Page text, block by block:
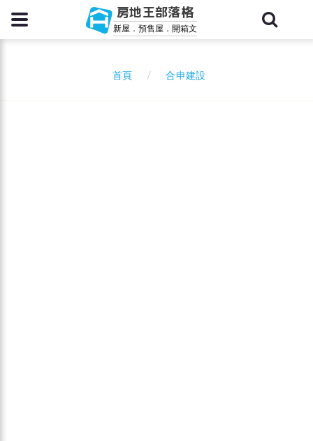
房地王部落格
新屋．預售屋．開箱文
首頁 合申建設